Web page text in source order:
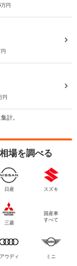
万円
円
円
計。
場を調べる
日産 スズキ
三菱
国産車
すべて
アウディ ミニ